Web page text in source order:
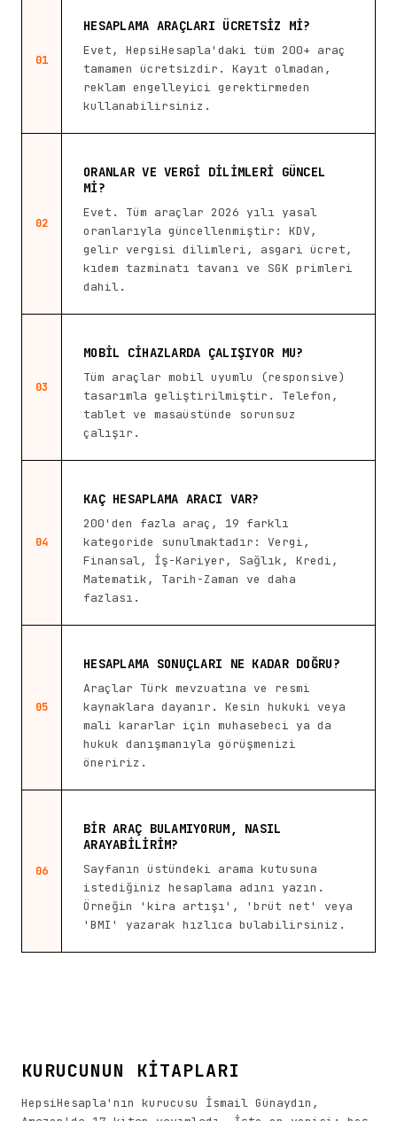
01
HESAPLAMA ARAÇLARI ÜCRETSIZ MI?
Evet, HepsiHesapla'daki tüm 200+ araç
tamamen ücretsizdir. Kayıt olmadan,
reklam engelleyici gerektirmeden
kullanabilirsiniz.
02
ORANLAR VE VERGI DILIMLERI GÜNCEL
MI?
Evet. Tüm araçlar 2026 yılı yasal
oranlarıyla güncellenmiştir: KDV,
gelir vergisi dilimleri, asgari ücret,
kıdem tazminatı tavanı ve SGK primleri
dahil.
03
MOBIL CIHAZLARDA ÇALIŞIYOR MU?
Tüm araçlar mobil uyumlu (responsive)
tasarımla geliştirilmiştir. Telefon,
tablet ve masaüstünde sorunsuz
çalışır.
04
KAÇ HESAPLAMA ARACI VAR?
200'den fazla araç, 19 farklı
kategoride sunulmaktadır: Vergi,
Finansal, İş-Kariyer, Sağlık, Kredi,
Matematik, Tarih-Zaman ve daha
fazlası.
05
HESAPLAMA SONUÇLARI NE KADAR DOĞRU?
Araçlar Türk mevzuatına ve resmi
kaynaklara dayanır. Kesin hukuki veya
mali kararlar için muhasebeci ya da
hukuk danışmanıyla görüşmenizi
öneririz.
06
BIR ARAÇ BULAMIYORUM, NASIL
ARAYABILIRIM?
Sayfanın üstündeki arama kutusuna
istediğiniz hesaplama adını yazın.
Örneğin 'kira artışı', 'brüt net' veya
'BMI' yazarak hızlıca bulabilirsiniz.
KURUCUNUN KİTAPLARI
HepsiHesapla'nın kurucusu İsmail Günaydın,